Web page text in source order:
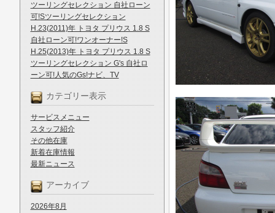
ツーリングセレクション 自社ローン
可!Sツーリングセレクション
H.23(2011)年 トヨタ プリウス 1.8 S
自社ローン可!ワンオーナー!S
H.25(2013)年 トヨタ プリウス 1.8 S
ツーリングセレクション G's 自社ロ
ーン可!人気のGs!ナビ、TV
カテゴリー表示
サービスメニュー
スタッフ紹介
その他在庫
新着在庫情報
最新ニュース
アーカイブ
2026年8月